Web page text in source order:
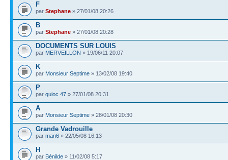
F
par Stephane » 27/01/08 20:26
B
par Stephane » 27/01/08 20:28
DOCUMENTS SUR LOUIS
par MERVEILLON » 19/06/11 20:07
K
par Monsieur Septime » 13/02/08 19:40
P
par quioc 47 » 27/01/08 20:31
A
par Monsieur Septime » 28/01/08 20:30
Grande Vadrouille
par man6 » 22/05/08 16:13
H
par Bénilde » 11/02/08 5:17